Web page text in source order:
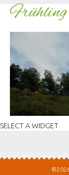
SELECT A WIDGET